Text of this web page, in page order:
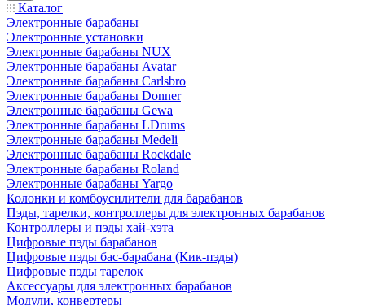
Каталог
Электронные барабаны
Электронные установки
Электронные барабаны NUX
Электронные барабаны Avatar
Электронные барабаны Carlsbro
Электронные барабаны Donner
Электронные барабаны Gewa
Электронные барабаны LDrums
Электронные барабаны Medeli
Электронные барабаны Rockdale
Электронные барабаны Roland
Электронные барабаны Yargo
Колонки и комбоусилители для барабанов
Пэды, тарелки, контроллеры для электронных барабанов
Контроллеры и пэды хай-хэта
Цифровые пэды барабанов
Цифровые пэды бас-барабана (Кик-пэды)
Цифровые пэды тарелок
Аксессуары для электронных барабанов
Модули, конвертеры